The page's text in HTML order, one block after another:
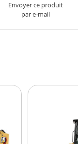
Envoyer ce produit
par e-mail